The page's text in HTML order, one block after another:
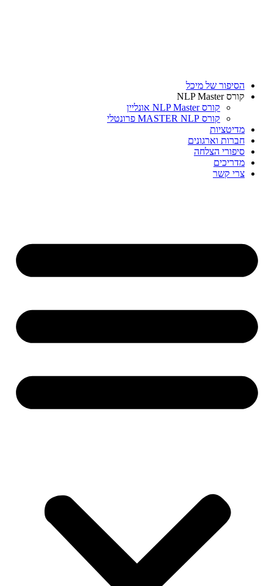
הסיפור של מיכל
קורס NLP Master
קורס NLP Master אונליין
קורס MASTER NLP פרונטלי
מדיטציות
חברות וארגונים
סיפורי הצלחה
מדריכים
צרי קשר